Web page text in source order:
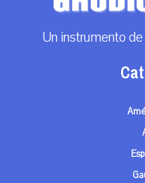
Un instrumento